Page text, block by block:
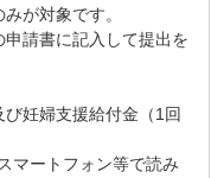
が対象です。
請書に記入して提出を
び妊婦支援給付金（1回
ートフォン等で読み